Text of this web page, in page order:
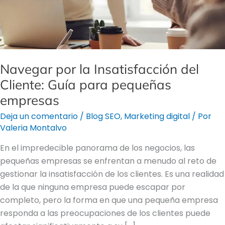
Navegar por la Insatisfacción del
Cliente: Guía para pequeñas
empresas
Deja un comentario / Blog SEO, Marketing digital / Por
Valeria Montalvo
En el impredecible panorama de los negocios, las
pequeñas empresas se enfrentan a menudo al reto de
gestionar la insatisfacción de los clientes. Es una realidad
de la que ninguna empresa puede escapar por
completo, pero la forma en que una pequeña empresa
responda a las preocupaciones de los clientes puede
empresas